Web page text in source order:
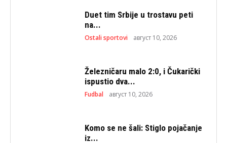
Duet tim Srbije u trostavu peti
na...
Ostali sportovi август 10, 2026
Železničaru malo 2:0, i Čukarički
ispustio dva...
Fudbal август 10, 2026
Komo se ne šali: Stiglo pojačanje
iz...